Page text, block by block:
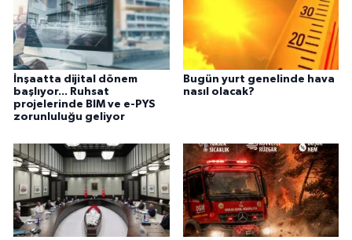
İnşaatta dijital dönem
başlıyor... Ruhsat
projelerinde BIM ve e-PYS
zorunluluğu geliyor
Bugün yurt genelinde hava
nasıl olacak?